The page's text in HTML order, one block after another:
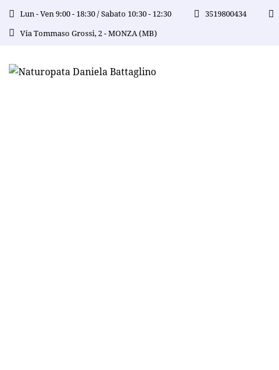
Lun - Ven 9:00 - 18:30 / Sabato 10:30 - 12:30 3519800434
Via Tommaso Grossi, 2 - MONZA (MB)